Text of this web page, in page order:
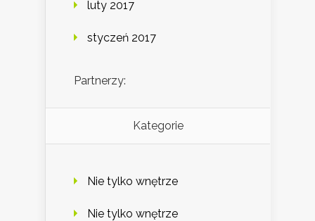
luty 2017
styczeń 2017
Partnerzy:
Kategorie
Nie tylko wnętrze
Nie tylko wnętrze